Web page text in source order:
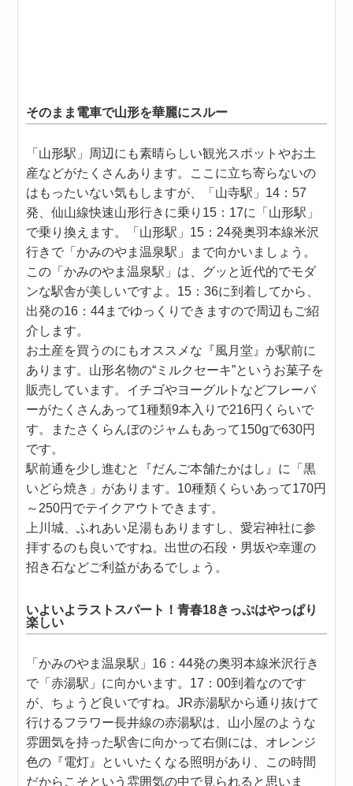
そのまま電車で山形を華麗にスルー
「山形駅」周辺にも素晴らしい観光スポットやお土
産などがたくさんあります。ここに立ち寄らないの
はもったいない気もしますが、「山寺駅」14：57
発、仙山線快速山形行きに乗り15：17に「山形駅」
で乗り換えます。「山形駅」15：24発奥羽本線米沢
行きで「かみのやま温泉駅」まで向かいましょう。
この「かみのやま温泉駅」は、グッと近代的でモダ
ンな駅舎が美しいですよ。15：36に到着してから、
出発の16：44までゆっくりできますので周辺もご紹
介します。
お土産を買うのにもオススメな『風月堂』が駅前に
あります。山形名物の“ミルクセーキ”というお菓子を
販売しています。イチゴやヨーグルトなどフレーバ
ーがたくさんあって1種類9本入りで216円くらいで
す。またさくらんぼのジャムもあって150gで630円
です。
駅前通を少し進むと『だんご本舗たかはし』に「黒
いどら焼き」があります。10種類くらいあって170円
～250円でテイクアウトできます。
上川城、ふれあい足湯もありますし、愛宕神社に参
拝するのも良いですね。出世の石段・男坂や幸運の
招き石などご利益があるでしょう。
いよいよラストスパート！青春18きっぷはやっぱり
楽しい
「かみのやま温泉駅」16：44発の奥羽本線米沢行き
で「赤湯駅」に向かいます。17：00到着なのです
が、ちょうど良いですね。JR赤湯駅から通り抜けて
行けるフラワー長井線の赤湯駅は、山小屋のような
雰囲気を持った駅舎に向かって右側には、オレンジ
色の『電灯』といいたくなる照明があり、この時間
だからこそという雰囲気の中で見られると思いま